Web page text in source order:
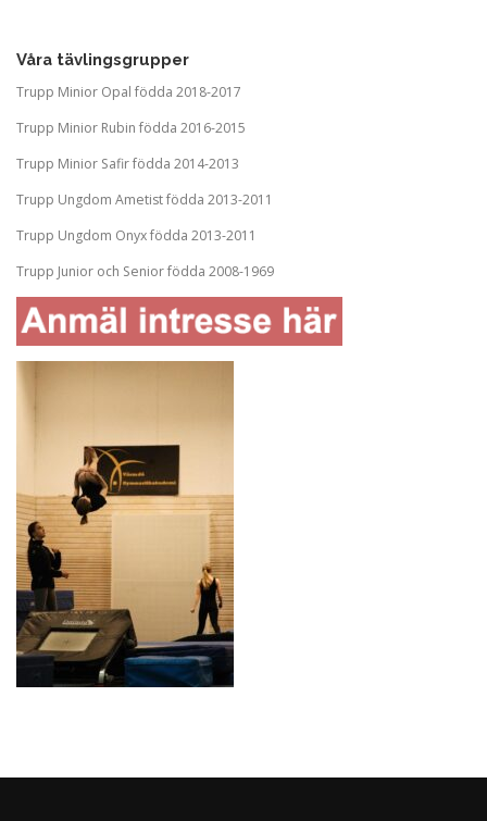
Våra tävlingsgrupper
Trupp Minior Opal födda 2018-2017
Trupp Minior Rubin födda 2016-2015
Trupp Minior Safir födda 2014-2013
Trupp Ungdom Ametist födda 2013-2011
Trupp Ungdom Onyx födda 2013-2011
Trupp Junior och Senior födda 2008-1969